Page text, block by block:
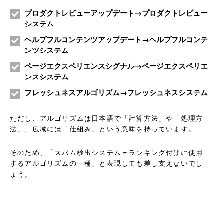
プロダクトレビューアップデート→プロダクトレビュー
システム
ヘルプフルコンテンツアップデート→ヘルプフルコンテ
ンツシステム
ページエクスペリエンスシグナル→ページエクスペリエ
ンスシステム
フレッシュネスアルゴリズム→フレッシュネスシステム
ただし、アルゴリズムは日本語で「計算方法」や「処理方
法」、広域には「仕組み」という意味を持っています。
そのため、「スパム検出システム＝ランキング付けに使用
するアルゴリズムの一種」と表現しても差し支えないでし
ょう。